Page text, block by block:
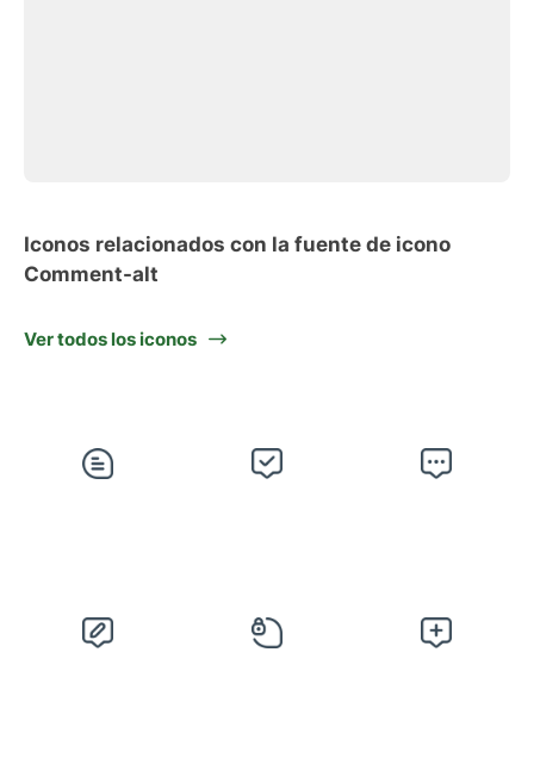
Iconos relacionados con la fuente de icono
Comment-alt
Ver todos los iconos